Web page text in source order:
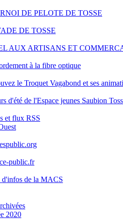
DE PELOTE DE TOSSE
DE TOSSE
AUX ARTISANS ET
à la fibre optique
le Troquet Vagabond et ses
d'été de l'Espace jeunes Saubion
et flux RSS
public.fr
de la MACS
2020